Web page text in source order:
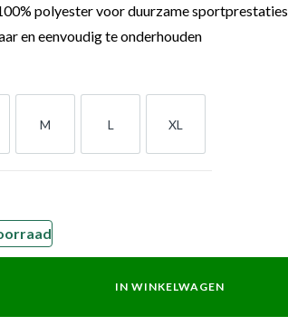
polyester voor duurzame sportprestaties
en eenvoudig te onderhouden
M
M
L
L
XL
XL
IN WINKELWAGEN